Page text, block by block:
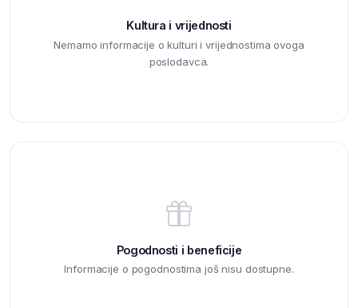
Kultura i vrijednosti
Nemamo informacije o kulturi i vrijednostima ovoga
poslodavca.
Pogodnosti i beneficije
Informacije o pogodnostima još nisu dostupne.